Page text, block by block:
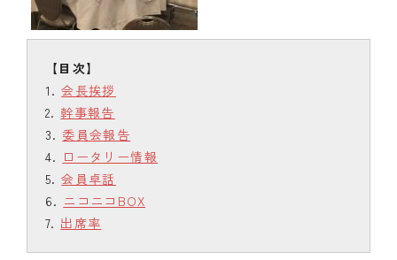
会長挨拶
幹事報告
委員会報告
ロータリー情報
会員卓話
ニコニコBOX
出席率